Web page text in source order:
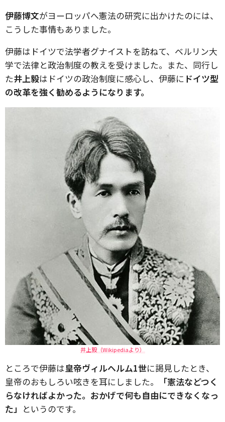
伊藤博文がヨーロッパへ憲法の研究に出かけたのには、
こうした事情もありました。
伊藤はドイツで法学者グナイストを訪ねて、ベルリン大
学で法律と政治制度の教えを受けました。また、同行し
た井上毅はドイツの政治制度に感心し、伊藤に ドイツ型
の改革を強く勧めるようになります。
井上毅（Wikipediaより）
ところで伊藤は皇帝ヴィルヘルム1世に謁見したとき、
皇帝のおもしろい呟きを耳にしました。
「憲法などつく
らなければよかった。おかげで何も自由にできなくなっ
た」 というのです。